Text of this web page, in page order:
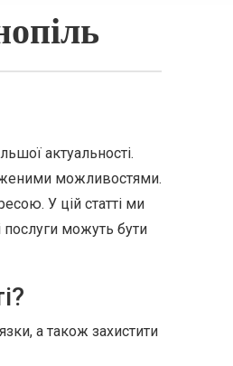
актуальності.
можливостями.
У цій статті ми
послуги можуть бути
а також захистити